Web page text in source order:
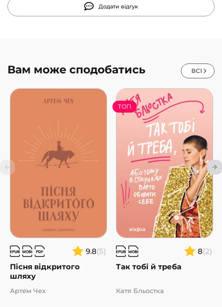
Додати відгук
Вам може сподобатись ВСІ
9.8(5)
Пісня відкритого
шляху
Артем Чех
8(2)
Так тобі й треба
ТОП
Катя Бльостка